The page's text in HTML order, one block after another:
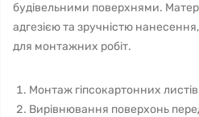
будівельними поверхнями.
адгезією та зручністю
для монтажних робіт.
Монтаж гіпсокартонних листів
Вирівнювання поверхонь